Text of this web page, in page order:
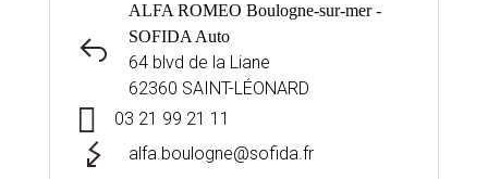
ALFA ROMEO Boulogne-sur-mer -
SOFIDA Auto
64 blvd de la Liane
62360 SAINT-LÉONARD
03 21 99 21 11
alfa.boulogne@sofida.fr